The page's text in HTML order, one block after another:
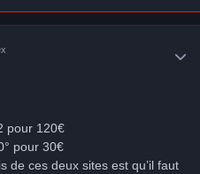
pour 120€
pour 30€
de ces deux sites est qu’il faut